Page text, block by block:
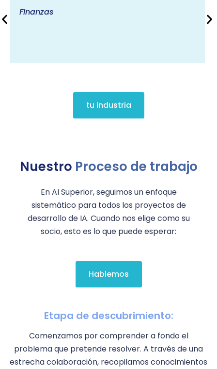
Finanzas
tu industria
Nuestro Proceso de trabajo
En AI Superior, seguimos un enfoque
sistemático para todos los proyectos de
desarrollo de IA. Cuando nos elige como su
socio, esto es lo que puede esperar:
Hablemos
Etapa de descubrimiento:
Comenzamos por comprender a fondo el
problema que pretende resolver. A través de una
estrecha colaboración, recopilamos conocimientos